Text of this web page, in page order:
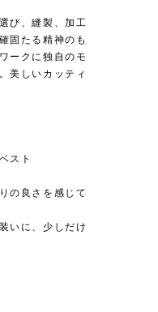
び、縫製、加工
固たる精神のも
ークに独自のモ
美しいカッティ
スト
の良さを感じて
いに、少しだけ